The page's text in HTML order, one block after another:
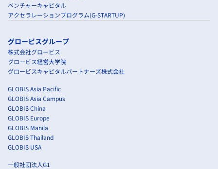
ベンチャーキャピタル
アクセラレーションプログラム(G-STARTUP)
グロービスグループ
株式会社グロービス
グロービス経営大学院
グロービスキャピタルパートナーズ株式会社
GLOBIS Asia Pacific
GLOBIS Asia Campus
GLOBIS China
GLOBIS Europe
GLOBIS Manila
GLOBIS Thailand
GLOBIS USA
一般社団法人G1